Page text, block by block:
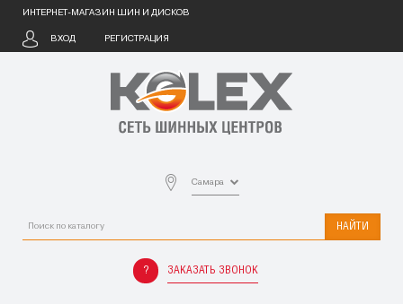
ИНТЕРНЕТ-МАГАЗИН ШИН И ДИСКОВ
ВХОД РЕГИСТРАЦИЯ
Самара
НАЙТИ
ЗАКАЗАТЬ ЗВОНОК